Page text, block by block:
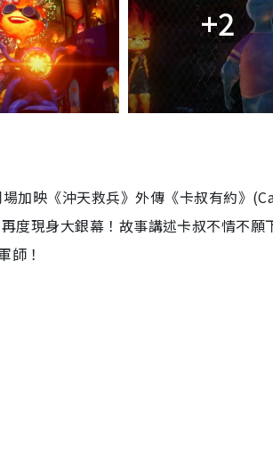
+2
加映《沖天救兵》外傳《卡叔有約》
度現身大銀幕！故事講述卡叔不情不願
師！